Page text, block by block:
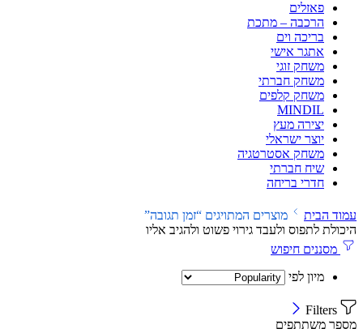
פאזלים
הרכבה – מתכת
בריכה וים
אתגר אישי
משחק זוגי
משחק חברתי
משחק קלפים
MINDIL
יצירה מעץ
יוצר ישראלי
משחק אסטרטגיה
שיח חברתי
חדרי בריחה
עמוד הבית
מוצרים המתויגים “זמן תגובה”
היכולת לתפוס ולעבד גירוי פשוט ולהגיב אליו
מסננים חיפוש
מיון לפי
מספר משתתפים